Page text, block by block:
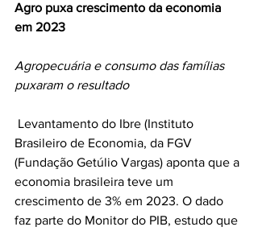
Agro puxa crescimento da economia
em 2023
Agropecuária e consumo das famílias
puxaram o resultado
Levantamento do Ibre (Instituto
Brasileiro de Economia, da FGV
(Fundação Getúlio Vargas) aponta que a
economia brasileira teve um
crescimento de 3% em 2023. O dado
faz parte do Monitor do PIB, estudo que